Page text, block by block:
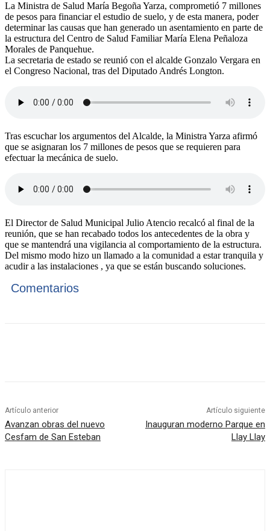
La Ministra de Salud María Begoña Yarza, comprometió 7 millones
de pesos para financiar el estudio de suelo, y de esta manera, poder
determinar las causas que han generado un asentamiento en parte de
la estructura del Centro de Salud Familiar María Elena Peñaloza
Morales de Panquehue.
La secretaria de estado se reunió con el alcalde Gonzalo Vergara en
el Congreso Nacional, tras del Diputado Andrés Longton.
Tras escuchar los argumentos del Alcalde, la Ministra Yarza afirmó
que se asignaran los 7 millones de pesos que se requieren para
efectuar la mecánica de suelo.
El Director de Salud Municipal Julio Atencio recalcó al final de la
reunión, que se han recabado todos los antecedentes de la obra y
que se mantendrá una vigilancia al comportamiento de la estructura.
Del mismo modo hizo un llamado a la comunidad a estar tranquila y
acudir a las instalaciones , ya que se están buscando soluciones.
Comentarios
Artículo anterior
Avanzan obras del nuevo
Cesfam de San Esteban
Artículo siguiente
Inauguran moderno Parque en
Llay Llay